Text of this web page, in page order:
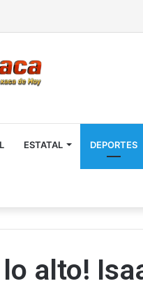
ESTATAL DEPORTES
alto!